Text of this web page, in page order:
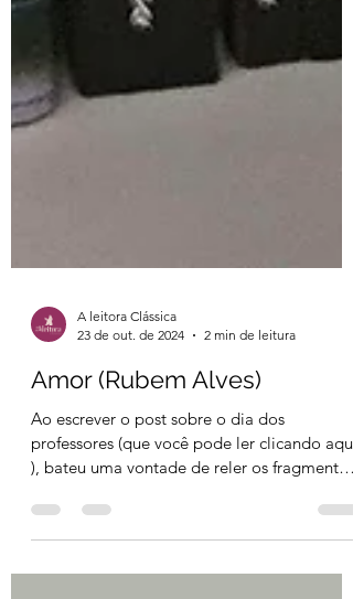
23 de out. de 2024
2 min de leitura
Amor (Rubem Alves)
Ao escrever o post sobre o dia dos
), bateu uma vontade de reler os fragmentos
de " Amor "...